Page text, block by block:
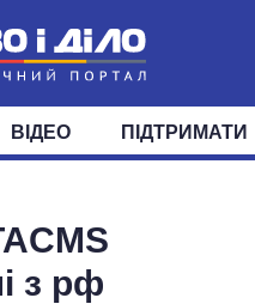
СУСПІЛЬСТВО
ФРАКЦІЇ
ВІДЕО ПІДТРИМАТИ
з рф